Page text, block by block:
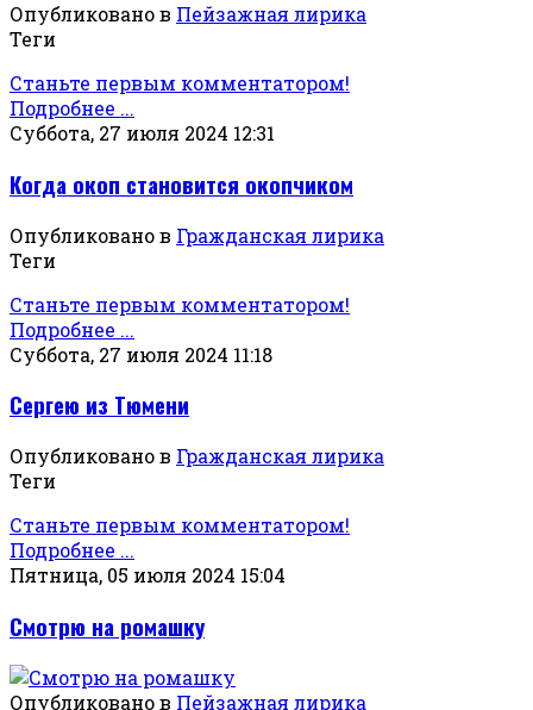
Опубликовано в Пейзажная лирика
Теги
Станьте первым комментатором!
Подробнее ...
Суббота, 27 июля 2024 12:31
Когда окоп становится окопчиком
Опубликовано в Гражданская лирика
Теги
Станьте первым комментатором!
Подробнее ...
Суббота, 27 июля 2024 11:18
Сергею из Тюмени
Опубликовано в Гражданская лирика
Теги
Станьте первым комментатором!
Подробнее ...
Пятница, 05 июля 2024 15:04
Смотрю на ромашку
Опубликовано в Пейзажная лирика